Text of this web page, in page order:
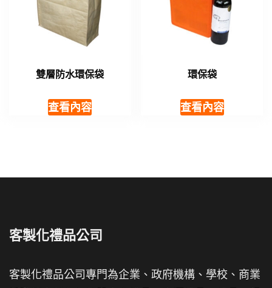
雙層防水環保袋
查看內容
環保袋
查看內容
客製化禮品公司
客製化禮品公司專門為企業、政府機構、學校、商業